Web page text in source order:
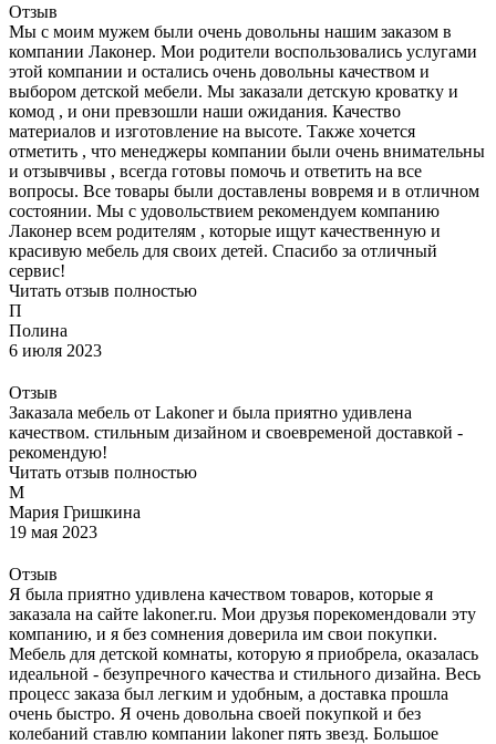
Отзыв
Мы с моим мужем были очень довольны нашим заказом в
компании Лаконер. Мои родители воспользовались услугами
этой компании и остались очень довольны качеством и
выбором детской мебели. Мы заказали детскую кроватку и
комод , и они превзошли наши ожидания. Качество
материалов и изготовление на высоте. Также хочется
отметить , что менеджеры компании были очень внимательны
и отзывчивы , всегда готовы помочь и ответить на все
вопросы. Все товары были доставлены вовремя и в отличном
состоянии. Мы с удовольствием рекомендуем компанию
Лаконер всем родителям , которые ищут качественную и
красивую мебель для своих детей. Спасибо за отличный
сервис!
Читать отзыв полностью
П
Полина
6 июля 2023
Отзыв
Заказала мебель от Lakoner и была приятно удивлена
качеством. стильным дизайном и своевременой доставкой -
рекомендую!
Читать отзыв полностью
М
Мария Гришкина
19 мая 2023
Отзыв
Я была приятно удивлена качеством товаров, которые я
заказала на сайте lakoner.ru. Мои друзья порекомендовали эту
компанию, и я без сомнения доверила им свои покупки.
Мебель для детской комнаты, которую я приобрела, оказалась
идеальной - безупречного качества и стильного дизайна. Весь
процесс заказа был легким и удобным, а доставка прошла
очень быстро. Я очень довольна своей покупкой и без
колебаний ставлю компании lakoner пять звезд. Большое